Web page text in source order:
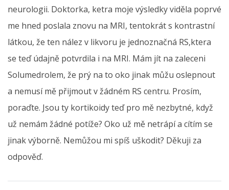
neurologii. Doktorka, ketra moje výsledky viděla poprvé
me hned poslala znovu na MRI, tentokrát s kontrastní
látkou, že ten nález v likvoru je jednoznačná RS,ktera
se teď údajně potvrdila i na MRI. Mám jít na zaleceni
Solumedrolem, že prý na to oko jinak můžu oslepnout
a nemusí mě přijmout v žádném RS centru. Prosím,
poraďte. Jsou ty kortikoidy teď pro mě nezbytné, když
už nemám žádné potíže? Oko už mě netrápí a cítím se
jinak výborně. Nemůžou mi spíš uškodit? Děkuji za
odpověď.